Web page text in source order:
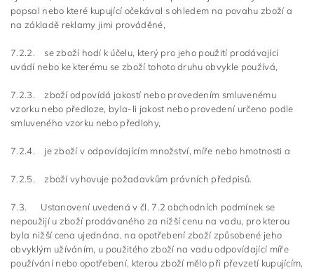
popsal nebo které kupující očekával s ohledem na povahu zboží a
na základě reklamy jimi prováděné,
7.2.2. se zboží hodí k účelu, který pro jeho použití prodávající
uvádí nebo ke kterému se zboží tohoto druhu obvykle používá,
7.2.3. zboží odpovídá jakostí nebo provedením smluvenému
vzorku nebo předloze, byla-li jakost nebo provedení určeno podle
smluveného vzorku nebo předlohy,
7.2.4. je zboží v odpovídajícím množství, míře nebo hmotnosti a
7.2.5. zboží vyhovuje požadavkům právních předpisů.
7.3. Ustanovení uvedená v čl. 7.2 obchodních podmínek se
nepoužijí u zboží prodávaného za nižší cenu na vadu, pro kterou
byla nižší cena ujednána, na opotřebení zboží způsobené jeho
obvyklým užíváním, u použitého zboží na vadu odpovídající míře
používání nebo opotřebení, kterou zboží mělo při převzetí kupujícím,